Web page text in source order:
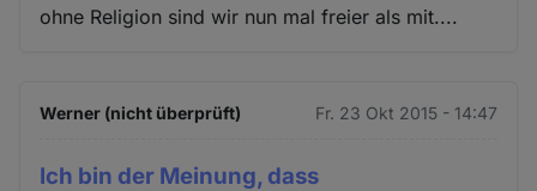
ohne Religion sind wir nun mal freier als mit....
Werner (nicht überprüft) Fr. 23 Okt 2015 - 14:47
Ich bin der Meinung, dass